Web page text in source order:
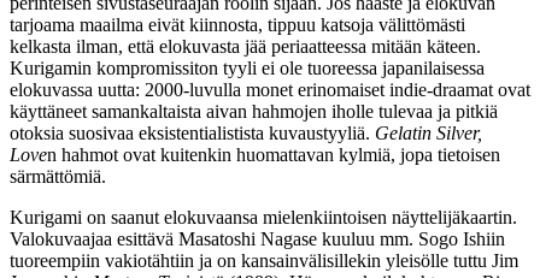
tarjoama maailma eivät kiinnosta, tippuu katsoja välittömästi
kelkasta ilman, että elokuvasta jää periaatteessa mitään käteen.
Kurigamin kompromissiton tyyli ei ole tuoreessa japanilaisessa
elokuvassa uutta: 2000‑luvulla monet erinomaiset indie-draamat ovat
käyttäneet samankaltaista aivan hahmojen iholle tulevaa ja pitkiä
otoksia suosivaa eksistentialistista kuvaustyyliä. Gelatin Silver,
Loven hahmot ovat kuitenkin huomattavan kylmiä, jopa tietoisen
särmättömiä.
Kurigami on saanut elokuvaansa mielenkiintoisen näyttelijäkaartin.
Valokuvaajaa esittävä Masatoshi Nagase kuuluu mm. Sogo Ishiin
tuoreempiin vakiotähtiin ja on kansainvälisillekin yleisölle tuttu Jim